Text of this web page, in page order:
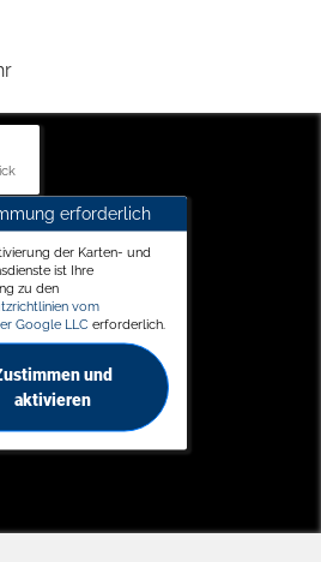
erforderlich
der Karten- und
ist Ihre
zu den
vom
Google LLC erforderlich.
und
aktivieren